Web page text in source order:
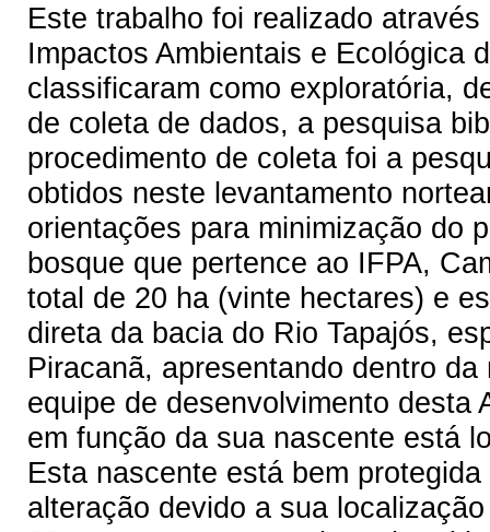
Este trabalho foi realizado
Impactos Ambientais e Ecológica
classificaram como exploratória,
de coleta de dados, a pesquisa
procedimento de coleta foi a
obtidos neste levantamento
orientações para minimização do
bosque que pertence ao IFPA,
total de 20 ha (vinte hectares) e
direta da bacia do Rio Tapajós,
Piracanã, apresentando dentro
equipe de desenvolvimento desta
em função da sua nascente está
Esta nascente está bem
alteração devido a sua